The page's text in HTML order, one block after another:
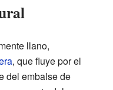
llano,
, que fluye por el
del embalse de